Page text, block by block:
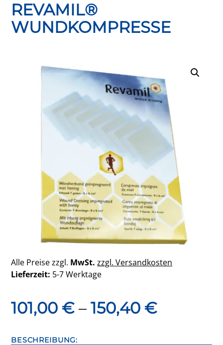
REVAMIL®
WUNDKOMPRESSE
Alle Preise zzgl. MwSt. zzgl. Versandkosten
Lieferzeit: 5-7 Werktage
101,00 € –150,40 €
BESCHREIBUNG: